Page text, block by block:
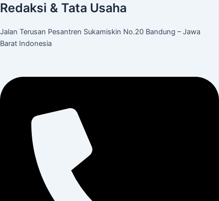
Redaksi & Tata Usaha
Jalan Terusan Pesantren Sukamiskin No.20 Bandung – Jawa
Barat Indonesia